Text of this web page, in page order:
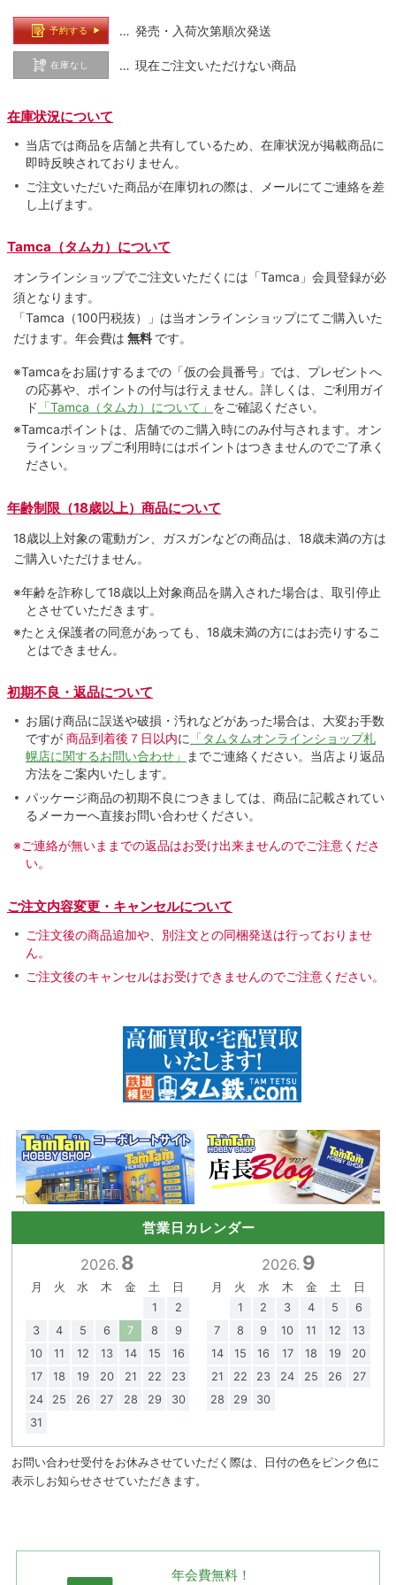
予約する … 発売・入荷次第順次発送
在庫なし … 現在ご注文いただけない商品
在庫状況について
当店では商品を店舗と共有しているため、在庫状況が掲載商品に
即時反映されておりません。
ご注文いただいた商品が在庫切れの際は、メールにてご連絡を差
し上げます。
Tamca（タムカ）について
オンラインショップでご注⽂いただくには「Tamca」会員登録が必
須となります。
「Tamca （100円税抜）
」は当オンラインショップにてご購⼊いた
だけます。 年会費は 無料 です。
※Tamcaをお届けするまでの「仮の会員番号」では、プレゼントへ
の応募や、ポイントの付与は⾏えません。詳しくは、ご利⽤ガイ
ド 「Tamca（タムカ）について」 をご確認ください。
※Tamcaポイントは、店舗でのご購⼊時にのみ付与されます。オン
ラインショップご利用時にはポイントはつきませんのでご了承く
ださい。
年齢制限（18歳以上）商品について
18歳以上対象の電動ガン、ガスガンなどの商品は、18歳未満の方は
ご購入いただけません。
※年齢を詐称して18歳以上対象商品を購入された場合は、取引停止
とさせていただきます。
※たとえ保護者の同意があっても、18歳未満の方にはお売りするこ
とはできません。
初期不良・返品について
お届け商品に誤送や破損・汚れなどがあった場合は、大変お手数
ですが 商品到着後７日以内に 「タムタムオンラインショップ札
幌店に関するお問い合わせ」 までご連絡ください。当店より返品
方法をご案内いたします。
パッケージ商品の初期不良につきましては、商品に記載されてい
るメーカーへ直接お問い合わせください。
※ご連絡が無いままでの返品はお受け出来ませんのでご注意くださ
い。
ご注文内容変更・キャンセルについて
ご注文後の商品追加や、別注文との同梱発送は行っておりませ
ん。
ご注文後のキャンセルはお受けできませんのでご注意ください。
営業日カレンダー
2026. 8
月 火 水 木 金 土
日
1
2
3
4 5 6 7 8
9
10
11 12 13 14 15
16
17
18 19 20 21 22
23
24
25 26 27 28 29
30
31
2026. 9
月 火 水 木 金 土
日
1
2 3 4 5
6
7
8 9 10 11 12
13
14
15 16 17 18 19
20
21
22 23 24 25 26
27
28
29 30
お問い合わせ受付をお休みさせていただく際は、日付の色をピンク色に
表示しお知らせさせていただきます。
年会費無料！